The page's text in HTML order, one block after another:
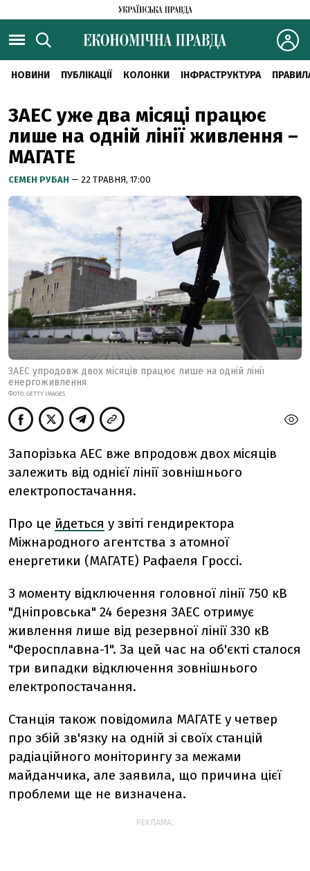
НОВИНИ ПУБЛІКАЦІЇ КОЛОНКИ ІНФРАСТРУКТУРА
ЗАЕС уже два місяці працює
лише на одній лінії живлення –
МАГАТЕ
СЕМЕН РУБАН — 22 ТРАВНЯ, 17:00
ЗАЕС упродовж двох місяців працює лише на одній лінії
енергоживлення
ФОТО: GETTY IMAGES
Запорізька АЕС вже впродовж двох місяців
залежить від однієї лінії зовнішнього
електропостачання.
Про це йдеться у звіті гендиректора
Міжнародного агентства з атомної
енергетики (МАГАТЕ) Рафаеля Гроссі.
З моменту відключення головної лінії 750 кВ
"Дніпровська" 24 березня ЗАЕС отримує
живлення лише від резервної лінії 330 кВ
"Феросплавна-1". За цей час на об'єкті сталося
три випадки відключення зовнішнього
електропостачання.
Станція також повідомила МАГАТЕ у четвер
про збій зв'язку на одній зі своїх станцій
радіаційного моніторингу за межами
майданчика, але заявила, що причина цієї
проблеми ще не визначена.
РЕКЛАМА: